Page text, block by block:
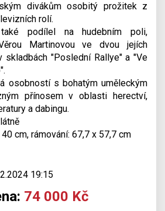
divákům osobitý prožitek z
rolí.
podílel na hudebním poli,
Martinovou ve dvou jejích
skladbách "Poslední Rallye" a "Ve
osobností s bohatým uměleckým
přínosem v oblasti herectví,
a dabingu.
cm, rámování: 67,7 x 57,7 cm
19:15
74 000 Kč